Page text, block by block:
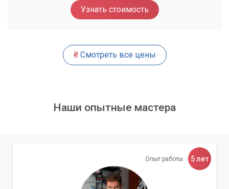
Выбирайте проверенные сервисы
Перед тем как обратиться в сервисный центр, изучите
отзывы о нем. Обратите внимание на наличие физического
адреса и юридической информации. Компании-однодневки
Осторожно с предоплатой
Узнать стоимость
₴Смотреть все цены
Наши опытные мастера
Опыт работы 5 лет